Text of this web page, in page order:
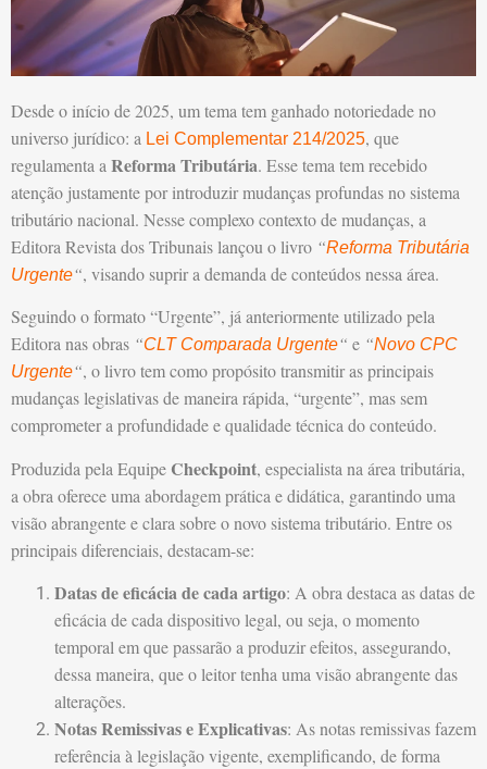
Desde o início de 2025, um tema tem ganhado notoriedade no
universo jurídico: a Lei Complementar 214/2025, que
regulamenta a Reforma Tributária. Esse tema tem recebido
atenção justamente por introduzir mudanças profundas no sistema
tributário nacional. Nesse complexo contexto de mudanças, a
Editora Revista dos Tribunais lançou o livro “Reforma Tributária
Urgente“, visando suprir a demanda de conteúdos nessa área.
Seguindo o formato “Urgente”, já anteriormente utilizado pela
Editora nas obras “CLT Comparada Urgente“ e “Novo CPC
Urgente“, o livro tem como propósito transmitir as principais
mudanças legislativas de maneira rápida, “urgente”, mas sem
comprometer a profundidade e qualidade técnica do conteúdo.
Produzida pela Equipe Checkpoint, especialista na área tributária,
a obra oferece uma abordagem prática e didática, garantindo uma
visão abrangente e clara sobre o novo sistema tributário. Entre os
principais diferenciais, destacam-se:
Datas de eficácia de cada artigo: A obra destaca as datas de
eficácia de cada dispositivo legal, ou seja, o momento
temporal em que passarão a produzir efeitos, assegurando,
dessa maneira, que o leitor tenha uma visão abrangente das
alterações.
Notas Remissivas e Explicativas: As notas remissivas fazem
referência à legislação vigente, exemplificando, de forma